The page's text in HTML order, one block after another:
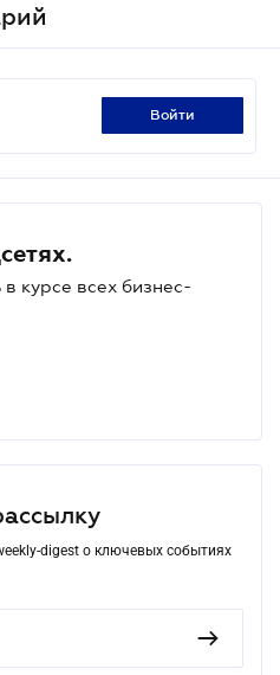
войти
курсе всех бизнес-
digest о ключевых событиях